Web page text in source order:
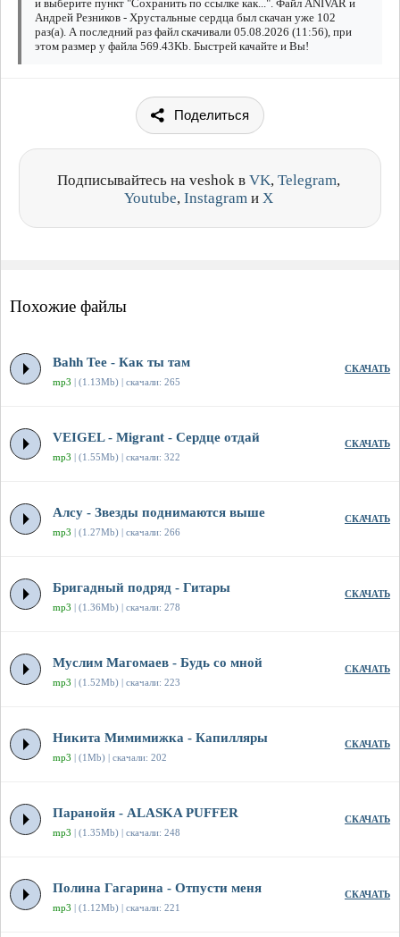
и выберите пункт "Сохранить по ссылке как...". Файл ANIVAR и
Андрей Резников - Хрустальные сердца был скачан уже 102
раз(а). А последний раз файл скачивали 05.08.2026 (11:56), при
этом размер у файла 569.43Kb. Быстрей качайте и Вы!
Поделиться
Подписывайтесь на veshok в VK, Telegram,
Youtube, Instagram и X
Похожие файлы
Bahh Tee - Как ты там
mp3 | (1.13Mb) | скачали: 265
СКАЧАТЬ
VEIGEL - Migrant - Сердце отдай
mp3 | (1.55Mb) | скачали: 322
СКАЧАТЬ
Алсу - Звезды поднимаются выше
mp3 | (1.27Mb) | скачали: 266
СКАЧАТЬ
Бригадный подряд - Гитары
mp3 | (1.36Mb) | скачали: 278
СКАЧАТЬ
Муслим Магомаев - Будь со мной
mp3 | (1.52Mb) | скачали: 223
СКАЧАТЬ
Никита Мимимижка - Капилляры
mp3 | (1Mb) | скачали: 202
СКАЧАТЬ
Паранойя - ALASKA PUFFER
mp3 | (1.35Mb) | скачали: 248
СКАЧАТЬ
Полина Гагарина - Отпусти меня
mp3 | (1.12Mb) | скачали: 221
СКАЧАТЬ